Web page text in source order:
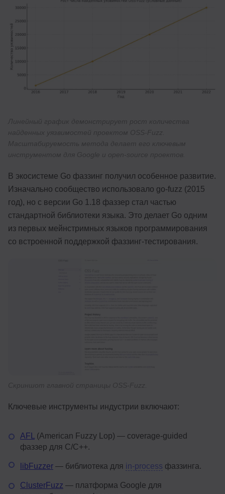
В экосистеме Go фаззинг получил особенное развитие.
Изначально сообщество использовало go-fuzz (2015
год), но с версии Go 1.18 фаззер стал частью
стандартной библиотеки языка. Это делает Go одним
из первых мейнстримных языков программирования
со встроенной поддержкой фаззинг-тестирования.
Ключевые инструменты индустрии включают:
AFL
(American Fuzzy Lop) — coverage-guided
фаззер для C/C++.
libFuzzer — библиотека для in-process фаззинга.
ClusterFuzz — платформа Google для